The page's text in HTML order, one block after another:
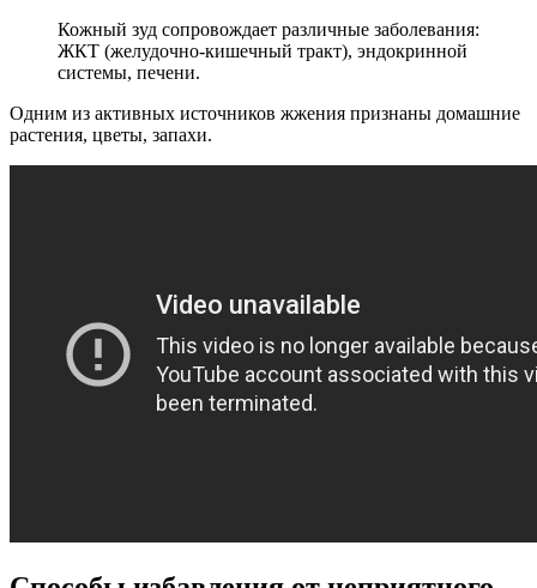
Кожный зуд сопровождает различные заболевания:
ЖКТ (желудочно-кишечный тракт), эндокринной
системы, печени.
Одним из активных источников жжения признаны домашние
растения, цветы, запахи.